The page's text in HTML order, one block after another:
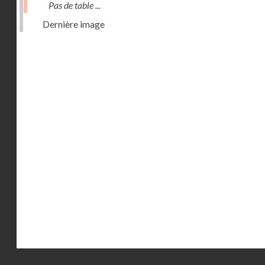
Pas de table ...
Dernière image